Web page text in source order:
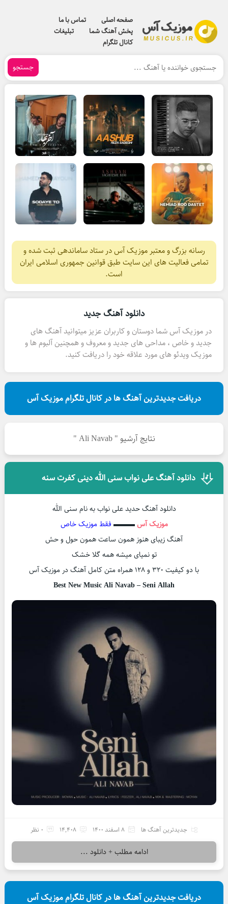
صفحه اصلی
تماس با ما
پخش آهنگ شما
تبلیغات
کانال تلگرام
جستجو
رسانه بزرگ و معتبر موزیک آس در ستاد ساماندهی ثبت شده و
تمامی فعالیت های این سایت طبق قوانین جمهوری اسلامی ایران
است.
دانلود آهنگ جدید
در موزیک آس شما دوستان و کاربران عزیز میتوانید آهنگ های
جدید و خاص ، مداحی های جدید و معروف و همچنین آلبوم ها و
موزیک ویدئو های مورد علاقه خود را دریافت کنید.
دریافت جدیدترین آهنگ ها در کانال تلگرام موزیک آس
نتایج آرشیو " Ali Navab "
دانلود آهنگ علی نواب سنی الله دینی کفرت سنه
دانلود آهنگ حدید علی نواب به نام سنی الله
موزیک آس▬▬▬ فقط موزیک خاص
آهنگ زیبای هنوز همون ساعت همون حول و حش
تو نمیای میشه همه گلا خشک
با دو کیفیت ۳۲۰ و ۱۲۸ همراه متن کامل آهنگ در موزیک آس
Best New Music Ali Navab – Seni Allah
جدیدترین آهنگ ها 8 اسفند 1400 14,408 0 نظر
ادامه مطلب + دانلود ...
دریافت جدیدترین آهنگ ها در کانال تلگرام موزیک آس